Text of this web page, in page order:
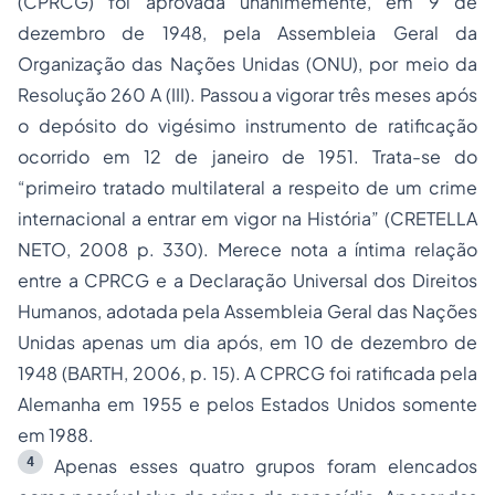
dezembro de 1948, pela Assembleia Geral da
Organização das Nações Unidas (ONU), por meio da
Resolução 260 A (III). Passou a vigorar três meses após
o depósito do vigésimo instrumento de ratificação
ocorrido em 12 de janeiro de 1951. Trata-se do
“primeiro tratado multilateral a respeito de um crime
internacional a entrar em vigor na História” (CRETELLA
NETO, 2008 p. 330). Merece nota a íntima relação
entre a CPRCG e a Declaração Universal dos Direitos
Humanos, adotada pela Assembleia Geral das Nações
Unidas apenas um dia após, em 10 de dezembro de
1948 (BARTH, 2006, p. 15). A CPRCG foi ratificada pela
Alemanha em 1955 e pelos Estados Unidos somente
em 1988.
4
Apenas esses quatro grupos foram elencados